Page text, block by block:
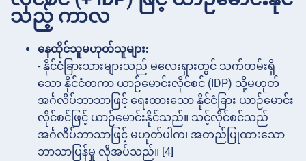
သည့် ကာလ
နေထိုင်သူမဟုတ်သူများ:
- နိုင်ငံခြားသားများသည် မလေးရှားတွင် သက်တမ်းရှိ
သော နိုင်ငံတကာ ယာဉ်မောင်းလိုင်စင် (IDP) သို့မဟုတ်
အင်္ဂလိပ်ဘာသာဖြင့် ရေးထားသော နိုင်ငံခြား ယာဉ်မောင်း
လိုင်စင်ဖြင့် ယာဉ်မောင်းနိုင်သည်။ သင့်လိုင်စင်သည်
အင်္ဂလိပ်ဘာသာဖြင့် မဟုတ်ပါက၊ အတည်ပြုထားသော
ဘာသာပြန်မှု လိုအပ်သည်။ [4]